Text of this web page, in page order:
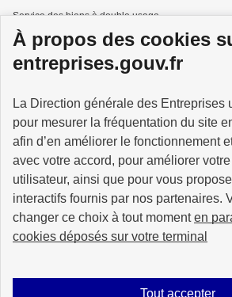
À propos des cookies
entreprises.gouv.fr
La Direction générale des Entreprises
pour mesurer la fréquentation du site
afin d’en améliorer le fonctionnement
avec votre accord, pour améliorer
utilisateur, ainsi que pour vous
interactifs fournis par nos partenaires.
changer ce choix à tout momenten
cookies déposés sur votre terminal
Tout accepter
Service des biens à double usage
Services à la personne
GOUVERNEMENT
info.gouv.fr service-public.gouv.fr